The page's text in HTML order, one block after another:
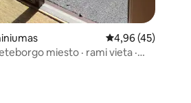
Vidutinis
4,96 (45)
miesto · rami vieta ·